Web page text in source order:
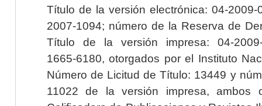
Título de la versión electrónica: 04-2009-
2007-1094; número de la Reserva de
Título de la versión impresa: 04-2009-
1665-6180, otorgados por el Instituto
Número de Licitud de Título: 13449 y
11022 de la versión impresa, ambos